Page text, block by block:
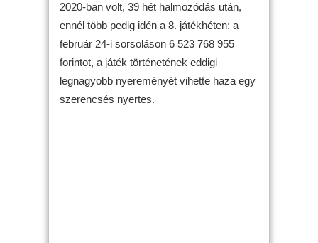
2020-ban volt, 39 hét halmozódás után,
ennél több pedig idén a 8. játékhéten: a
február 24-i sorsoláson 6 523 768 955
forintot, a játék történetének eddigi
legnagyobb nyereményét vihette haza egy
szerencsés nyertes.